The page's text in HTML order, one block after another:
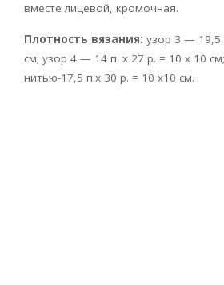
вместе лицевой, кромочная.
Плотность вязания: узор 3 — 19,5
см; узор 4 — 14 п. х 27 р. = 10 х 10
нитью-17,5 п.х 30 р. = 10 х10 см.